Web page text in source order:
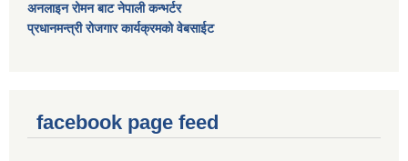
अनलाइन रोमन बाट नेपाली कन्भर्टर
प्रधानमन्त्री रोजगार कार्यक्रमको वेबसाईट
facebook page feed